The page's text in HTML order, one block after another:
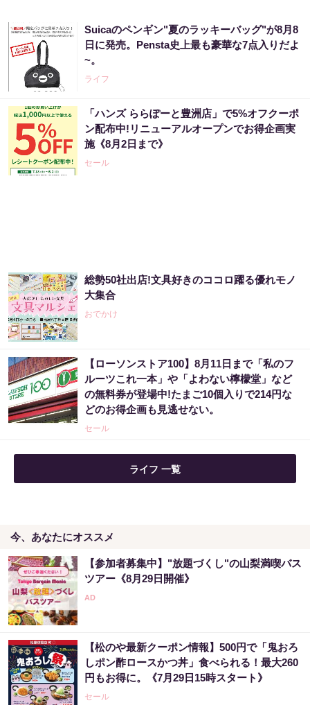
Suicaのペンギン"夏のラッキーバッグ"が8月8
日に発売。Pensta史上最も豪華な7点入りだよ
~。
ライフ
「ハンズ ららぽーと豊洲店」で5%オフクーポ
ン配布中!リニューアルオープンでお得企画実
施《8月2日まで》
セール
総勢50社出店!文具好きのココロ躍る優れモノ
大集合
おでかけ
【ローソンストア100】8月11日まで「私のフ
ルーツこれ一本」や「よわない檸檬堂」など
の無料券が登場中!たまご10個入りで214円な
どのお得企画も見逃せない。
セール
ライフ 一覧
今、あなたにオススメ
【参加者募集中】"放題づくし"の山梨満喫バス
ツアー《8月29日開催》
【松のや最新クーポン情報】500円で「鬼おろ
しポン酢ロースかつ丼」食べられる！最大260
円もお得に。《7月29日15時スタート》
セール